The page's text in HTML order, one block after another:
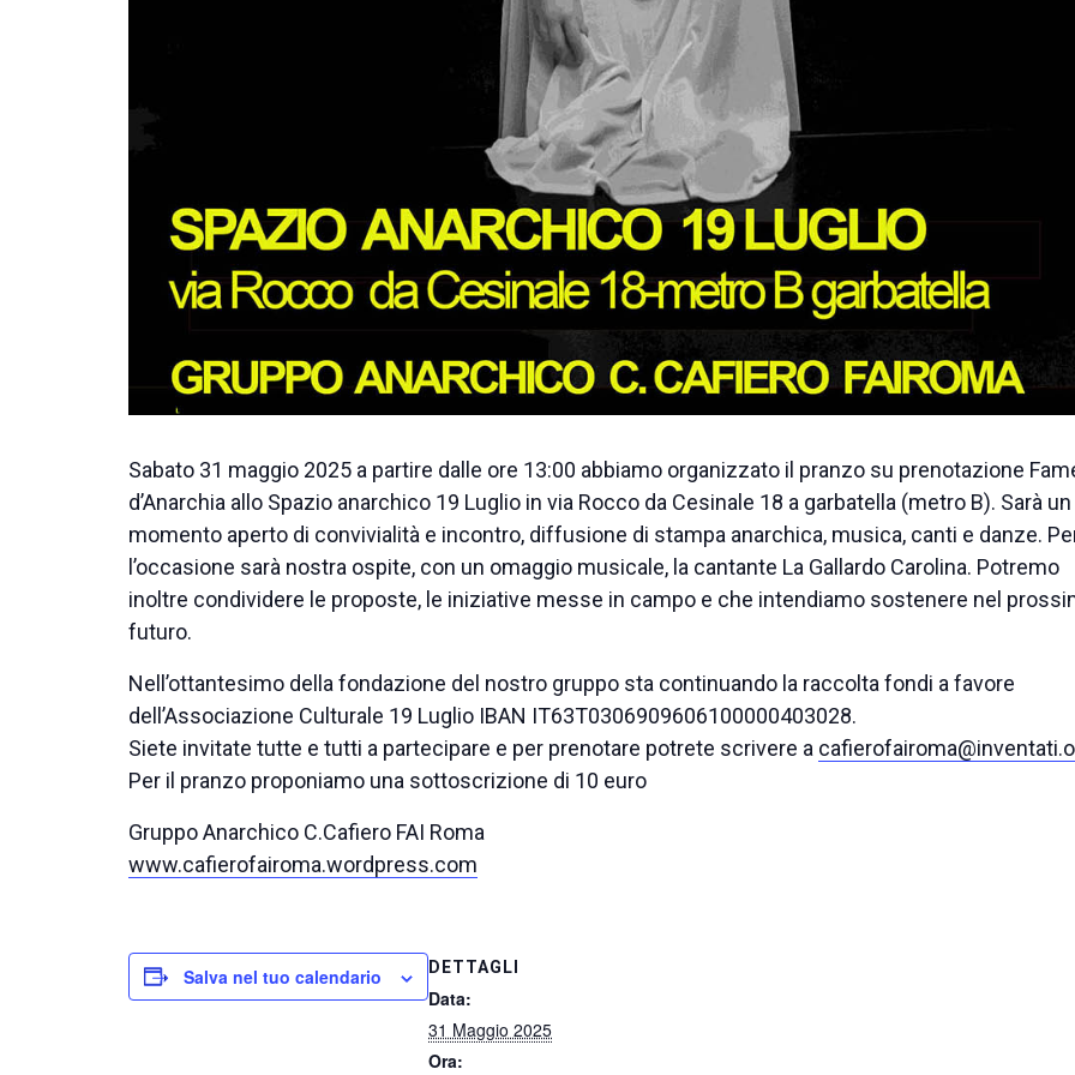
Sabato 31 maggio 2025 a partire dalle ore 13:00 abbiamo organizzato il pranzo su prenotazione
d’Anarchia allo Spazio anarchico 19 Luglio in via Rocco da Cesinale 18 a garbatella (metro B). Sarà un
momento aperto di convivialità e incontro, diffusione di stampa anarchica, musica, canti e danze.
l’occasione sarà nostra ospite, con un omaggio musicale, la cantante La Gallardo Carolina. Potremo
inoltre condividere le proposte, le iniziative messe in campo e che intendiamo sostenere nel
futuro.
Nell’ottantesimo della fondazione del nostro gruppo sta continuando la raccolta fondi a favore
dell’Associazione Culturale 19 Luglio IBAN IT63T0306909606100000403028.
Siete invitate tutte e tutti a partecipare e per prenotare potrete scrivere a
Per il pranzo proponiamo una sottoscrizione di 10 euro
Gruppo Anarchico C.Cafiero FAI Roma
www.cafierofairoma.wordpress.com
Salva nel tuo calendario DETTAGLI
Data:
31 Maggio 2025
Ora: